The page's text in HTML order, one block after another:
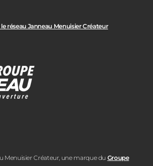
réseau Janneau Menuisier Créateur
Menuisier Créateur, une marque du Groupe